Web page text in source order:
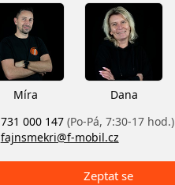
Míra
Dana
731 000 147 (Po-Pá, 7:30-17 hod.)
fajnsmekri@f-mobil.cz
Zeptat se